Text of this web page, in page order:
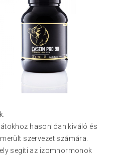
hasonlóan kiváló és
szervezet számára.
segíti az izomhormonok